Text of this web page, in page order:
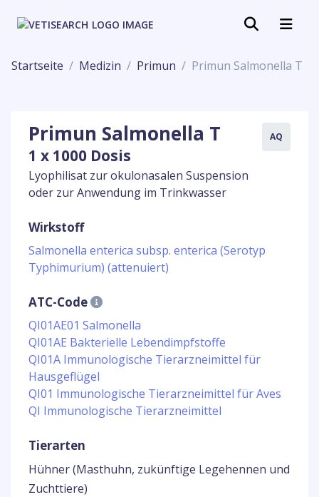
Startseite Medizin Primun Primun Salmonella T
Primun Salmonella T
1 x 1000 Dosis
Lyophilisat zur okulonasalen Suspension
oder zur Anwendung im Trinkwasser
AQ
Wirkstoff
Salmonella enterica subsp. enterica (Serotyp
Typhimurium) (attenuiert)
ATC-Code
QI01AE01 Salmonella
QI01AE Bakterielle Lebendimpfstoffe
QI01A Immunologische Tierarzneimittel für
Hausgeflügel
QI01 Immunologische Tierarzneimittel für Aves
QI Immunologische Tierarzneimittel
Tierarten
Hühner (Masthuhn, zukünftige Legehennen und
Zuchttiere)